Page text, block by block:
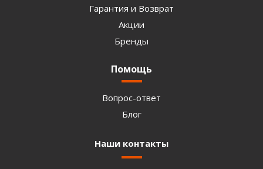
Гарантия и Возврат
Акции
Бренды
Помощь
Вопрос-ответ
Блог
Наши контакты